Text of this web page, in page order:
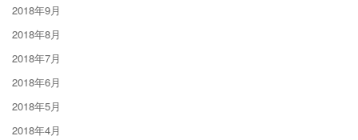
2018年9月
2018年8月
2018年7月
2018年6月
2018年5月
2018年4月